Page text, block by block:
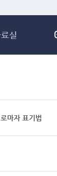
실
마자 표기법